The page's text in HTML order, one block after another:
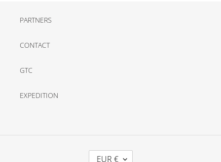
PARTNERS
CONTACT
GTC
EXPEDITION
EUR €